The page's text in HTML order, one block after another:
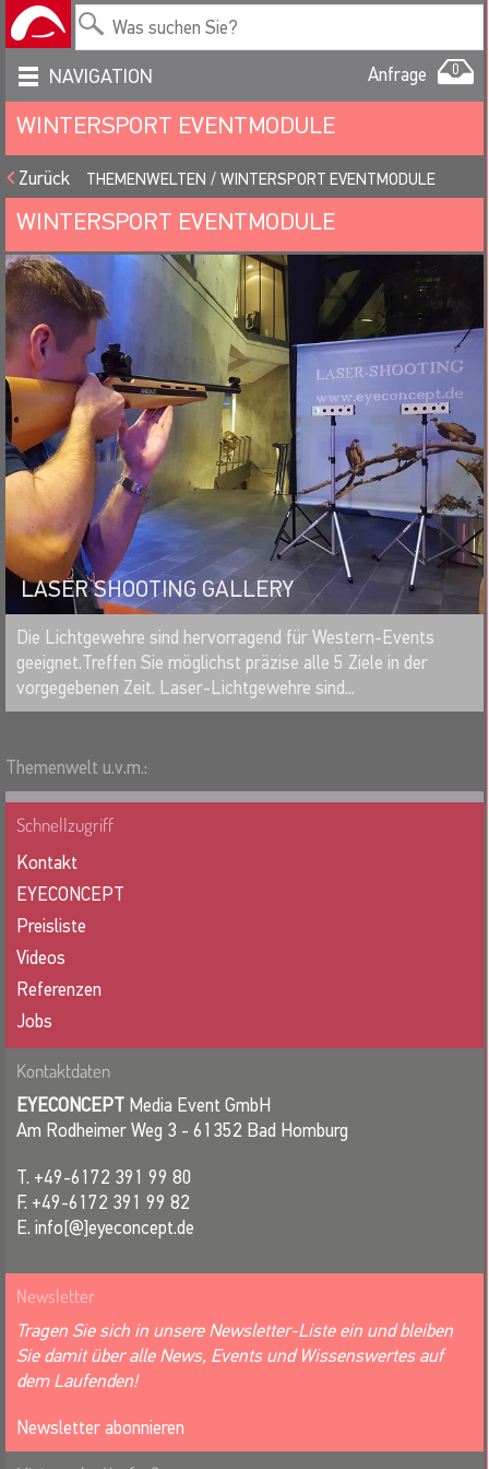
NAVIGATION Anfrage 0
WINTERSPORT EVENTMODULE
Zurück THEMENWELTEN WINTERSPORT EVENTMODULE
WINTERSPORT EVENTMODULE
LASER SHOOTING GALLERY
MERKEN
Die Lichtgewehre sind hervorragend für Western-Events
geeignet.Treffen Sie möglichst präzise alle 5 Ziele in der
vorgegebenen Zeit. Laser-Lichtgewehre sind...
Themenwelt u.v.m.:
Schnellzugriff
Kontakt
EYECONCEPT
Preisliste
Videos
Referenzen
Jobs
Kontaktdaten
EYECONCEPT Media Event GmbH
Am Rodheimer Weg 3 - 61352 Bad Homburg
T. +49-6172 391 99 80
F. +49-6172 391 99 82
E. info[@]eyeconcept.de
Newsletter
Tragen Sie sich in unsere Newsletter-Liste ein und bleiben
Sie damit über alle News, Events und Wissenswertes auf
dem Laufenden!
Newsletter abonnieren